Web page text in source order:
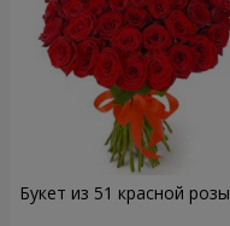
Букет из 51 красной розы